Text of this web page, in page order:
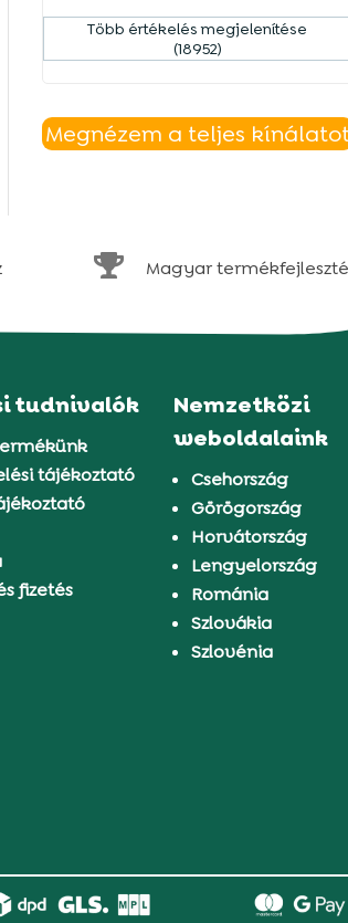
Több értékelés megjelenítése
(18952)
Megnézem a teljes
 Magyar
tudnivalók
tájékoztató
fizetés
Nemzetközi
weboldalaink
Csehország
Görögország
Horvátország
Lengyelország
Románia
Szlovákia
Szlovénia